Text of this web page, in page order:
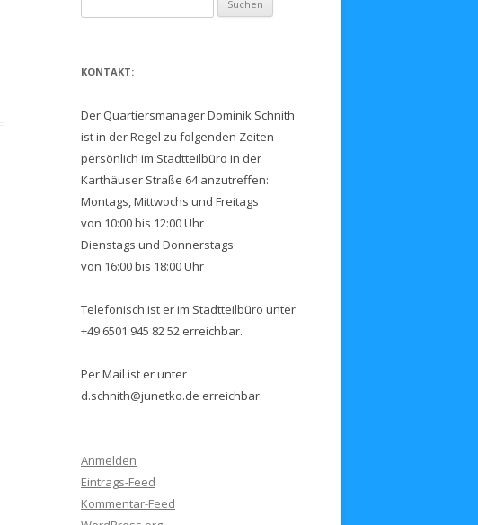
nach:
KONTAKT:
Der Quartiersmanager Dominik Schnith
ist in der Regel zu folgenden Zeiten
persönlich im Stadtteilbüro in der
Karthäuser Straße 64 anzutreffen:
Montags, Mittwochs und Freitags
von 10:00 bis 12:00 Uhr
Dienstags und Donnerstags
von 16:00 bis 18:00 Uhr
Telefonisch ist er im Stadtteilbüro unter
+49 6501 945 82 52 erreichbar.
Per Mail ist er unter
d.schnith@junetko.de erreichbar.
Anmelden
Eintrags-Feed
Kommentar-Feed